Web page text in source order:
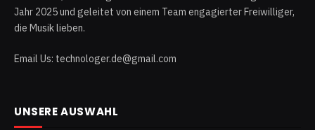
Jahr 2025 und geleitet von einem Team engagierter Freiwilliger,
die Musik lieben.
Email Us: technologer.de@gmail.com
UNSERE AUSWAHL